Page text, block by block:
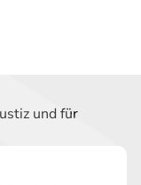
und für